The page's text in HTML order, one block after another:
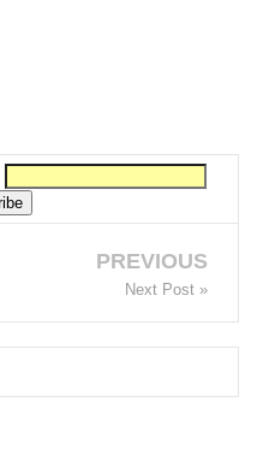
PREVIOUS
Next Post »